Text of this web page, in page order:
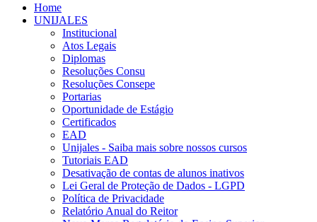
Home
UNIJALES
Institucional
Atos Legais
Diplomas
Resoluções Consu
Resoluções Consepe
Portarias
Oportunidade de Estágio
Certificados
EAD
Unijales - Saiba mais sobre nossos cursos
Tutoriais EAD
Desativação de contas de alunos inativos
Lei Geral de Proteção de Dados - LGPD
Política de Privacidade
Relatório Anual do Reitor